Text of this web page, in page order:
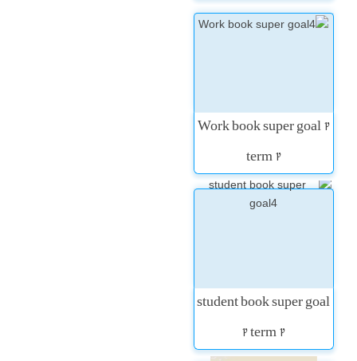
Work book super goal 2
term 2
student book super goal
2 term 2